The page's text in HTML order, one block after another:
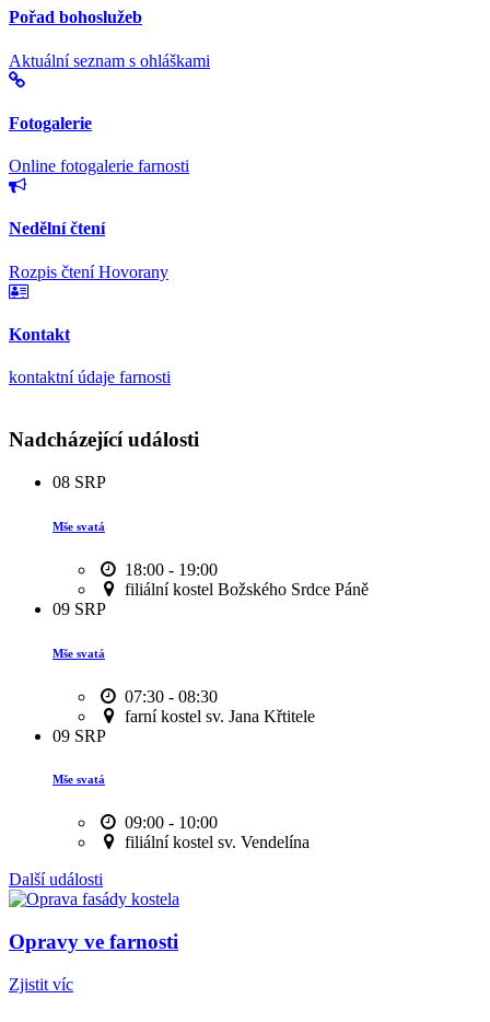
Pořad bohoslužeb
Aktuální seznam s ohláškami
Fotogalerie
Online fotogalerie farnosti
Nedělní čtení
Rozpis čtení Hovorany
Kontakt
kontaktní údaje farnosti
Nadcházející události
08 SRP
Mše svatá
18:00 - 19:00
filiální kostel Božského Srdce Páně
09 SRP
Mše svatá
07:30 - 08:30
farní kostel sv. Jana Křtitele
09 SRP
Mše svatá
09:00 - 10:00
filiální kostel sv. Vendelína
Další události
Opravy ve farnosti
Zjistit víc